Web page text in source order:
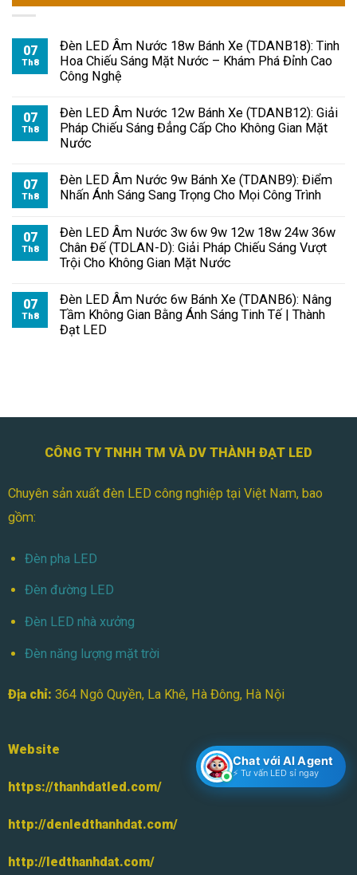
07
Th8
Đèn LED Âm Nước 18w Bánh Xe (TDANB18): Tinh
Hoa Chiếu Sáng Mặt Nước – Khám Phá Đỉnh Cao
Công Nghệ
07
Th8
Đèn LED Âm Nước 12w Bánh Xe (TDANB12): Giải
Pháp Chiếu Sáng Đẳng Cấp Cho Không Gian Mặt
Nước
07
Th8
Đèn LED Âm Nước 9w Bánh Xe (TDANB9): Điểm
Nhấn Ánh Sáng Sang Trọng Cho Mọi Công Trình
07
Th8
Đèn LED Âm Nước 3w 6w 9w 12w 18w 24w 36w
Chân Đế (TDLAN-D): Giải Pháp Chiếu Sáng Vượt
Trội Cho Không Gian Mặt Nước
07
Th8
Đèn LED Âm Nước 6w Bánh Xe (TDANB6): Nâng
Tầm Không Gian Bằng Ánh Sáng Tinh Tế | Thành
Đạt LED
CÔNG TY TNHH TM VÀ DV THÀNH ĐẠT LED
Chuyên sản xuất đèn LED công nghiệp tại Việt Nam, bao
gồm:
Đèn pha LED
Đèn đường LED
Đèn LED nhà xưởng
Đèn năng lượng mặt trời
Địa chỉ: 364 Ngô Quyền, La Khê, Hà Đông, Hà Nội
Website
https://thanhdatled.com/
http://denledthanhdat.com/
http://ledthanhdat.com/
Chat với AI Agent
⚡ Tư vấn LED sỉ ngay